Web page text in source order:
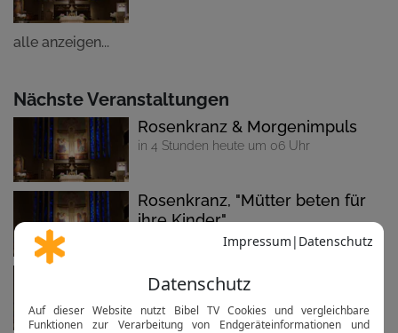
alle anzeigen...
Nächste Veranstaltungen
Rosenkranz & Morgenimpuls
in 4 Stunden heute um 06 Uhr
Rosenkranz, "Mütter beten für
ihre Kinder"
in 7 Stunden heute um 08:30 Uhr
Rosenkranz
in 16 Stunden heute um 18:15 Uhr